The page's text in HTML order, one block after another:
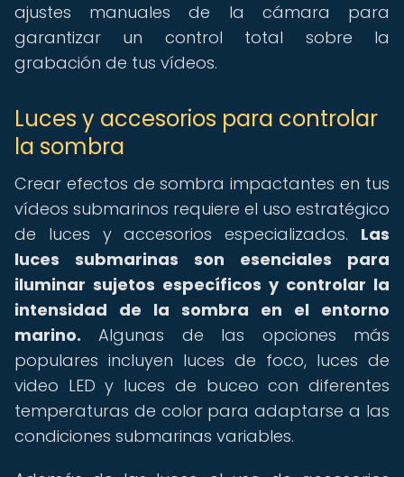
ajustes manuales de la cámara para
garantizar un control total sobre la
grabación de tus vídeos.
Luces y accesorios para controlar
la sombra
Crear efectos de sombra impactantes en tus
vídeos submarinos requiere el uso estratégico
de luces y accesorios especializados. Las
luces submarinas son esenciales para
iluminar sujetos específicos y controlar la
intensidad de la sombra en el entorno
marino. Algunas de las opciones más
populares incluyen luces de foco, luces de
video LED y luces de buceo con diferentes
temperaturas de color para adaptarse a las
condiciones submarinas variables.